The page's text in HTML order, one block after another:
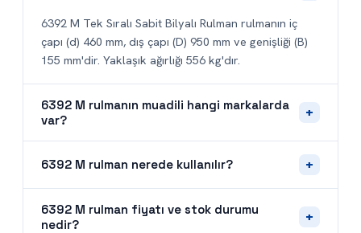
6392 M Tek Sıralı Sabit Bilyalı Rulman rulmanın iç
çapı (d) 460 mm, dış çapı (D) 950 mm ve genişliği (B)
155 mm'dir. Yaklaşık ağırlığı 556 kg'dır.
6392 M rulmanın muadili hangi markalarda
var?
+
6392 M rulman nerede kullanılır? +
6392 M rulman fiyatı ve stok durumu
nedir?
+